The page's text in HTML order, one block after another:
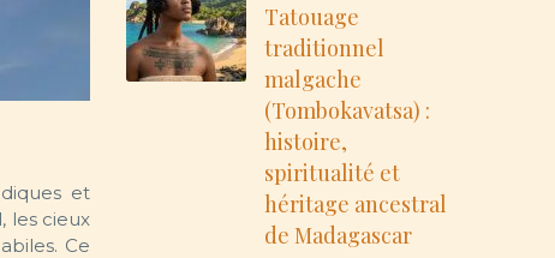
et
les cieux
Ce
Tatouage
traditionnel
malgache
(Tombokavatsa) :
histoire,
spiritualité et
héritage ancestral
de Madagascar